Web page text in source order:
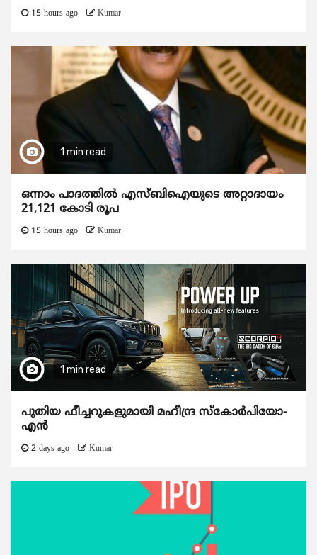
15 hours ago Kumar
1 min read
ഒന്നാം പാദത്തിൽ എസ്ബിഐയുടെ അറ്റാദായം
21,121 കോടി രൂപ
15 hours ago Kumar
1 min read
പുതിയ ഫീച്ചറുകളുമായി മഹീന്ദ്ര സ്കോർപിയോ-
എൻ
2 days ago Kumar